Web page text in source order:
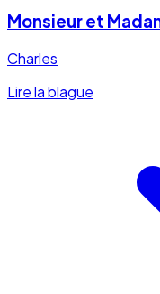
Monsieur et
Charles
Lire la blague